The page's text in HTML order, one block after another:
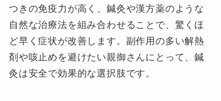
つきの免疫力が高く、鍼灸や漢方薬のような
自然な治療法を組み合わせることで、驚くほ
ど早く症状が改善します。副作用の多い解熱
剤や咳止めを避けたい親御さんにとって、鍼
灸は安全で効果的な選択肢です。